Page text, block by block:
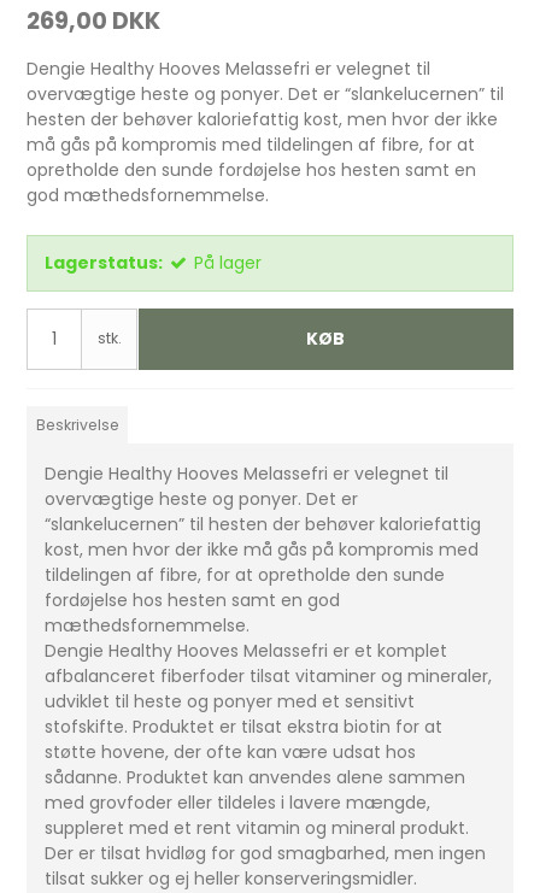
269,00 DKK
Dengie Healthy Hooves Melassefri er velegnet til
overvægtige heste og ponyer. Det er “slankelucernen” til
hesten der behøver kaloriefattig kost, men hvor der ikke
må gås på kompromis med tildelingen af fibre, for at
opretholde den sunde fordøjelse hos hesten samt en
god mæthedsfornemmelse.
Lagerstatus: På lager
stk. KØB
Beskrivelse
Dengie Healthy Hooves Melassefri er velegnet til
overvægtige heste og ponyer. Det er
“slankelucernen” til hesten der behøver kaloriefattig
kost, men hvor der ikke må gås på kompromis med
tildelingen af fibre, for at opretholde den sunde
fordøjelse hos hesten samt en god
mæthedsfornemmelse.
Dengie Healthy Hooves Melassefri er et komplet
afbalanceret fiberfoder tilsat vitaminer og mineraler,
udviklet til heste og ponyer med et sensitivt
stofskifte. Produktet er tilsat ekstra biotin for at
støtte hovene, der ofte kan være udsat hos
sådanne. Produktet kan anvendes alene sammen
med grovfoder eller tildeles i lavere mængde,
suppleret med et rent vitamin og mineral produkt.
Der er tilsat hvidløg for god smagbarhed, men ingen
tilsat sukker og ej heller konserveringsmidler.